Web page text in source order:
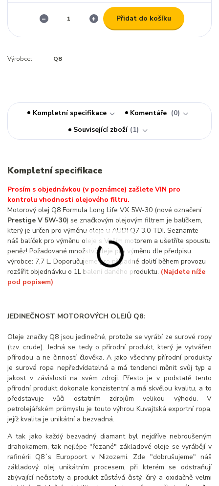
Přidat do košíku
Výrobce: Q8
Kompletní specifikace Komentáře
0
Související zboží
1
Kompletní specifikace
Prosím s objednávkou (v poznámce) zašlete VIN pro
kontrolu vhodnosti olejového filtru.
Motorový olej Q8 Formula Long Life VX 5W-30 (nové označení
Prestige V 5W-30) se značkovým olejovým filtrem je balíčkem,
který je určen pro výměnu oleje u AUDI Q7 3.0 TDI. Seznamte
náš balíček pro výměnu oleje s Vaším motorem a ušetříte spoustu
peněz! Požadované množství oleje pro výměnu dle předpisu
výrobce: 7,7 L. Doporučujeme pro případné dolití během provozu
rozšířit objednávku o 1L balení daného produktu. (Najdete níže
pod popisem)
JEDINEČNOST MOTOROVÝCH OLEJŮ Q8:
Oleje značky Q8 jsou jedinečné, protože se vyrábí ze surové ropy
(tzv. crude). Jedná se tedy o přírodní produkt, který je vytvářen
přírodou a ne činností člověka. A jako všechny přírodní produkty
je surová ropa nepředvídatelná a má tendenci měnit svůj typ a
jakost v závislosti na svém zdroji. Přesto je v podstatě tento
přírodní produkt dokonale konzistentní a má skvělou kvalitu, a to
představuje vůči ostatním zdrojům velikou výhodu. V
petrolejářském průmyslu je touto výhrou Kuvajtská exportní ropa,
jejíž kvalita je unikátní a bezvadná.
A tak jako každý bezvadný diamant byl nejdříve nebroušeným
drahokamem, tak nejlépe "řezané" základové oleje se vyrábějí v
rafinérii Q8´s Europoort v Nizozemí. Zde "dobrušujeme" náš
základový olej unikátním procesem, při kterém se odstraňují
zbývající nečistoty a produkt zůstává čistý, čirý a oxidačně velmi